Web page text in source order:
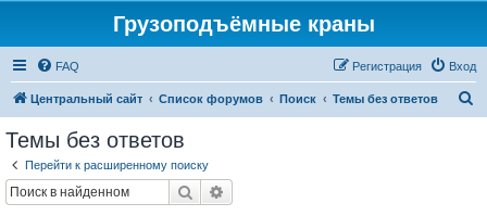
Грузоподъёмные краны
FAQ Вход
Регистрация
Центральный сайт Список форумов Поиск Темы без ответов
Темы без ответов
Перейти к расширенному поиску
Поиск